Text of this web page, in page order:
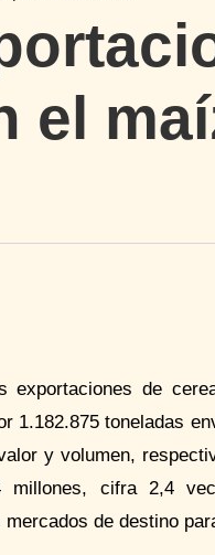
el
exportaciones de
1.182.875 toneladas
y volumen,
millones, cifra 2,4
mercados de destino